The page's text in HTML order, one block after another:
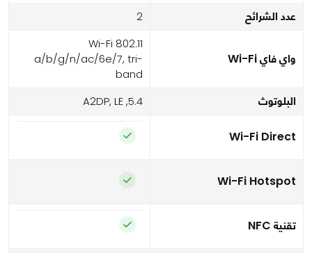
عدد الشرائح 2
واي فاي Wi-Fi
Wi-Fi 802.11
a/b/g/n/ac/6e/7, tri-
band
البلوتوث 5.4, A2DP, LE
Wi-Fi Direct
Wi-Fi Hotspot
تقنية NFC